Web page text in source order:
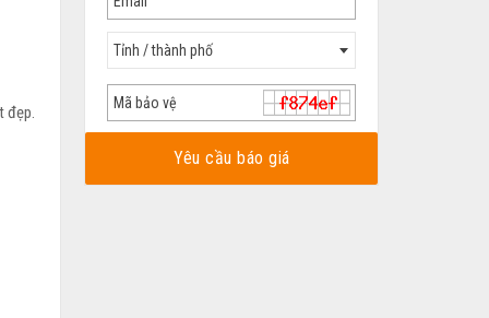
đẹp.
Tỉnh / thành phố
Yêu cầu báo giá